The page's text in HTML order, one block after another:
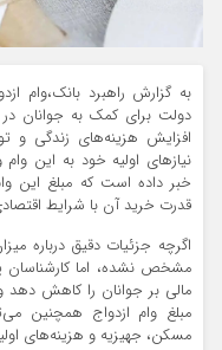
به گزارش راهبرد بانک،وام
دولت برای کمک به جوانان
افزایش هزینه‌های زندگی و
نیازهای اولیه خود به این
خبر داده است که مبلغ این
قدرت خرید آن با شرایط
اگرچه جزئیات دقیق درباره
مشخص نشده، اما کارشناسان
مالی بر جوانان را کاهش دهد و
مبلغ وام ازدواج همچنین
مسکن، جهیزیه و هزینه‌های